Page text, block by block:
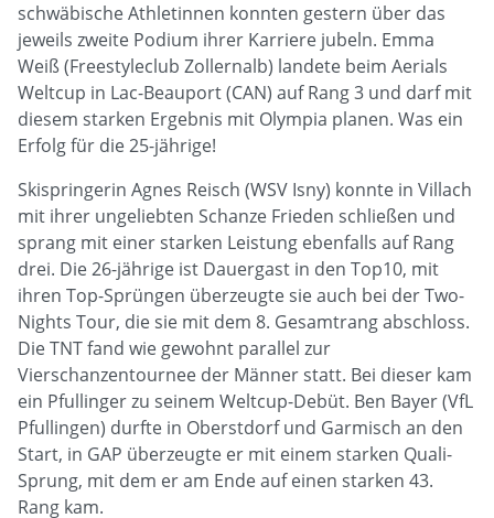
schwäbische Athletinnen konnten gestern über das
jeweils zweite Podium ihrer Karriere jubeln. Emma
Weiß (Freestyleclub Zollernalb) landete beim Aerials
Weltcup in Lac-Beauport (CAN) auf Rang 3 und darf mit
diesem starken Ergebnis mit Olympia planen. Was ein
Erfolg für die 25-jährige!
Skispringerin Agnes Reisch (WSV Isny) konnte in Villach
mit ihrer ungeliebten Schanze Frieden schließen und
sprang mit einer starken Leistung ebenfalls auf Rang
drei. Die 26-jährige ist Dauergast in den Top10, mit
ihren Top-Sprüngen überzeugte sie auch bei der Two-
Nights Tour, die sie mit dem 8. Gesamtrang abschloss.
Die TNT fand wie gewohnt parallel zur
Vierschanzentournee der Männer statt. Bei dieser kam
ein Pfullinger zu seinem Weltcup-Debüt. Ben Bayer (VfL
Pfullingen) durfte in Oberstdorf und Garmisch an den
Start, in GAP überzeugte er mit einem starken Quali-
Sprung, mit dem er am Ende auf einen starken 43.
Rang kam.